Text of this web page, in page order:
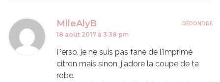
MlleAlyB
18 août 2017 à 3:38 pm
Perso, je ne suis pas fane de l'imprimé
citron mais sinon, j'adore la coupe de ta
robe.
RÉPONDRE